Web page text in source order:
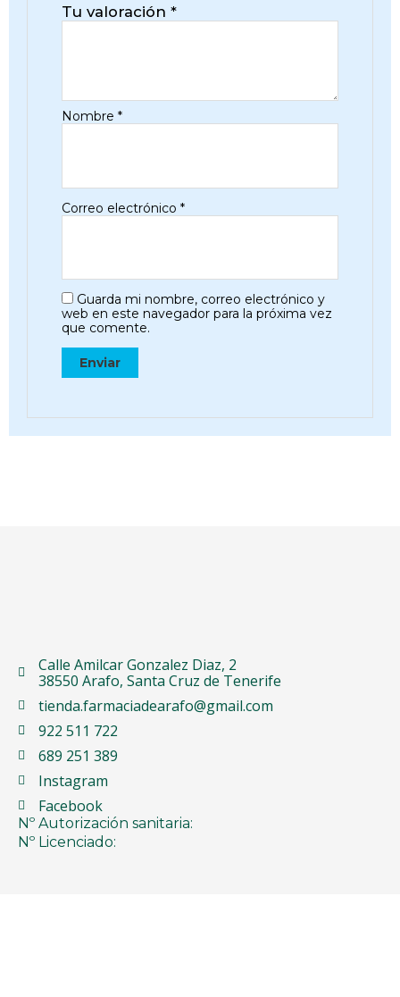
Tu valoración*
Nombre*
Correo electrónico*
Guarda mi nombre, correo electrónico y
web en este navegador para la próxima vez
que comente.
Calle Amilcar Gonzalez Diaz, 2
38550 Arafo, Santa Cruz de Tenerife
tienda.farmaciadearafo@gmail.com
922 511 722
689 251 389
Instagram
Facebook
Nº Autorización sanitaria:
Nº Licenciado: